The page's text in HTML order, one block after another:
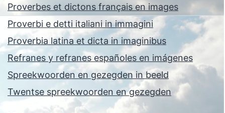
Proverbes et dictons français en images
Proverbi e detti italiani in immagini
Proverbia latina et dicta in imaginibus
Refranes y refranes españoles en imágenes
Spreekwoorden en gezegden in beeld
Twentse spreekwoorden en gezegden